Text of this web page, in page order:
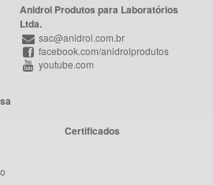
Anidrol Produtos para Laboratórios
Ltda.
sac@anidrol.com.br
facebook.com/anidrolprodutos
youtube.com
Certificados